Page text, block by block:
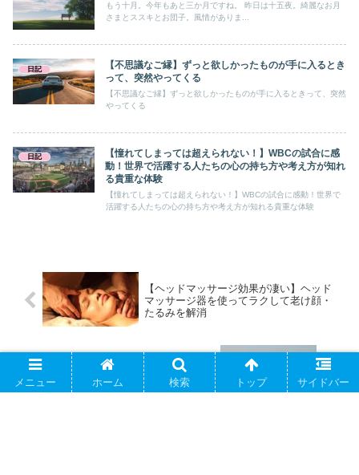
もう十月。今年もあと三か月ですね。 昨日は十五夜。綺麗なお月
さまとススキとお団子。風情がありま...
日記
【不思議なご縁】ずっと欲しかったものが手に入るとき
って、突然やってくる
【不思議なご縁】ずっと欲しかったものが手に入るときって、突然
やってくる
日記
【憧れてしまっては超えられない！】WBCの試合に感
動！世界で活躍する人たちの心の持ち方や考え方が知れ
る貴重な体験
【憧れてしまっては超えられない！】WBCの試合に感動！世界で
活躍する人たちの心の持ち方や考え方が知れる貴重な体験
【ヘッドマッサージ効果が凄い】ヘッド
マッサージ器を使ってラクして老け顔・
たるみを解消
【温厚だけど怒ると鬼になる？】血液型
で見るO型の特徴が当てはまりすぎてい
た
メニュー ホーム 検索 トップ サイドバー